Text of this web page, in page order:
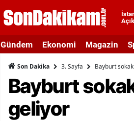
Açık
Gündem Ekonomi Magazin
Son Dakika 3. Sayfa Bayburt
Bayburt
geliyor